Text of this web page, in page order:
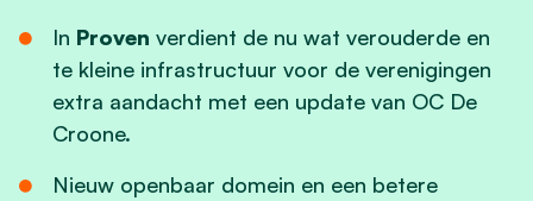
In Proven verdient de nu wat verouderde en
te kleine infrastructuur voor de verenigingen
extra aandacht met een update van OC De
Croone.
Nieuw openbaar domein en een betere